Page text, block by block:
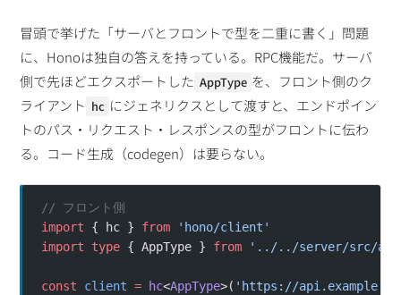
冒頭で挙げた「サーバとフロントで型を二重に書く」問題
に、Honoは独自の答えを持っている。RPC機能だ。サーバ
側で先ほどエクスポートした AppType を、フロント側のク
ライアント hc にジェネリクスとして渡すと、エンドポイン
トのパス・リクエスト・レスポンスの型がフロントに伝わ
る。コード生成（codegen）は要らない。
// フロント側
import { hc } from 'hono/client'
import type { AppType } from '../../server/src/
const client = hc<AppType>( 'https://